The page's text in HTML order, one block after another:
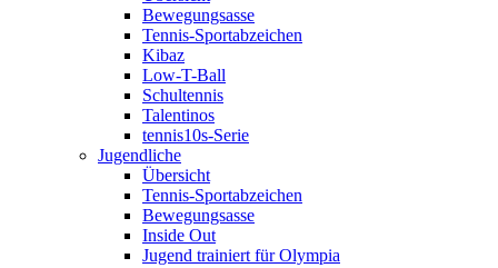
Bewegungsasse
Tennis-Sportabzeichen
Kibaz
Low-T-Ball
Schultennis
Talentinos
tennis10s-Serie
Jugendliche
Übersicht
Tennis-Sportabzeichen
Bewegungsasse
Inside Out
Jugend trainiert für Olympia